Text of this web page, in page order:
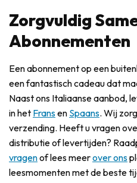
Zorgvuldig
Abonnementen
Een abonnement op een
een fantastisch cadeau dat
Naast ons Italiaanse aanbod,
in het Fransen Spaans. Wij
verzending. Heeft u vragen
distributie of levertijden?
vragenof lees meerover ons
leesmomenten met de beste